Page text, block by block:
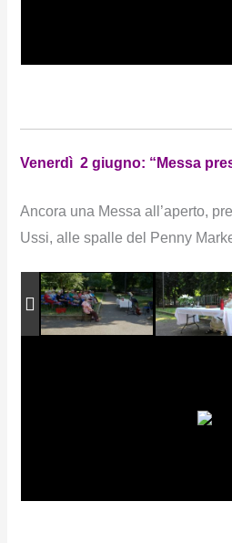
Venerdì 2 giugno: “Messa
Ancora una Messa all’aperto,
Ussi, alle spalle del Penny